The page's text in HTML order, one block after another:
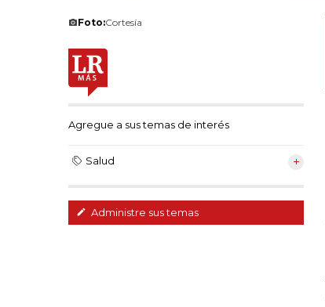
Foto:Cortesía
Agregue a sus temas de interés
Salud
Administre sus temas